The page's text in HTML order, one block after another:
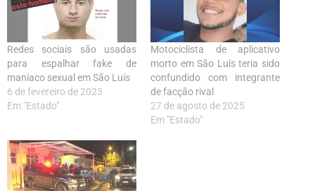
Redes sociais são usadas
para espalhar fake de
maníaco sexual em São Luís
6 de fevereiro de 2023
Em "Estado"
Motociclista de aplicativo
morto em São Luís teria sido
confundido com integrante
de facção rival
27 de agosto de 2025
Em "Estado"